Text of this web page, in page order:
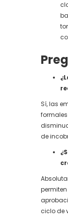
Sí, las
de
ciclo de